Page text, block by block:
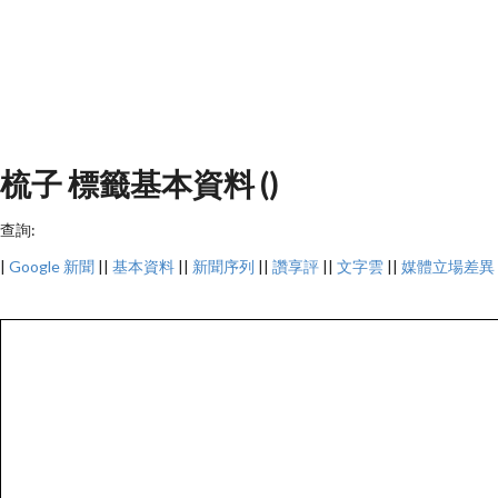
梳子 標籤基本資料 ()
查詢:
| Google 新聞 || 基本資料 || 新聞序列 || 讚享評 || 文字雲 || 媒體立場差異